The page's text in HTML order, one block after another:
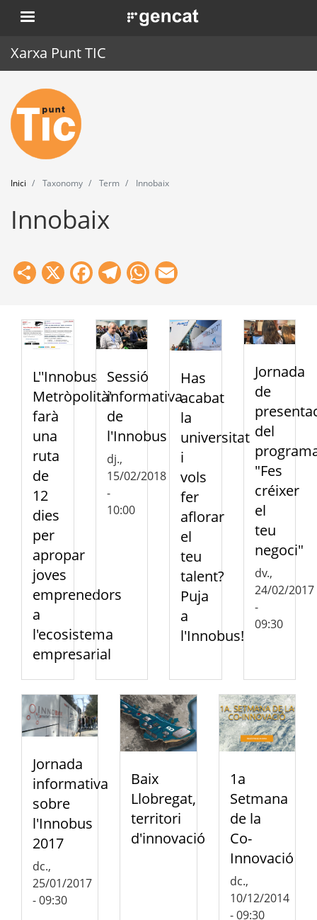
Vés
al
. Obre en una nova finestra.
Xarxa Punt TIC
Inici
Punt TIC
Actualitat
Agenda
Formació
Eines
Inici Taxonomy Term Innobaix
Innobaix
Share
X Facebook
Telegram
WhatsApp
L''Innobus
Metròpolità'
farà
una
ruta
de
12
dies
per
apropar
joves
emprenedors
a
l'ecosistema
empresarial
Sessió
informativa
de
l'Innobus
dj.,
15/02/2018
-
10:00
Has
acabat
la
universitat
i
vols
fer
aflorar
el
teu
talent?
Puja
a
l'Innobus!
Jornada
de
del
"Fes
créixer
el
teu
negoci"
dv.,
24/02/2017
-
09:30
Jornada
informativa
sobre
l'Innobus
2017
dc.,
25/01/2017
- 09:30
Baix
Llobregat,
territori
d'innovació
1a
Setmana
de la
Co-
Innovació
dc.,
10/12/2014
- 09:30